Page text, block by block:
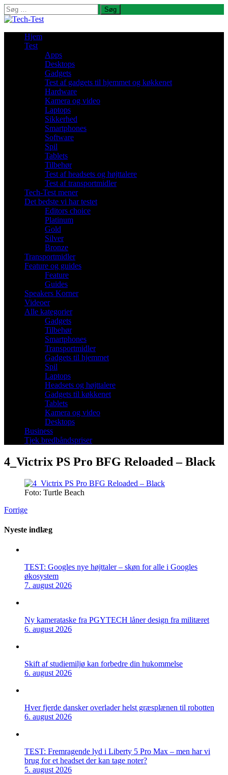
Søg
efter:
Hjem
Test
Apps
Desktops
Gadgets
Test af gadgets til hjemmet og køkkenet
Hardware
Kamera og video
Laptops
Sikkerhed
Smartphones
Software
Spil
Tablets
Tilbehør
Test af headsets og højttalere
Test af transportmidler
Tech-Test mener
Det bedste vi har testet
Editors choice
Platinum
Gold
Silver
Bronze
Transportmidler
Feature og guides
Feature
Guides
Speakers Korner
Videoer
Alle kategorier
Gadgets
Tilbehør
Smartphones
Transportmidler
Gadgets til hjemmet
Spil
Laptops
Headsets og højttalere
Gadgets til køkkenet
Tablets
Kamera og video
Desktops
Business
Tjek bredbåndspriser
4_Victrix PS Pro BFG Reloaded – Black
Foto: Turtle Beach
Forrige
Nyeste indlæg
TEST: Googles nye højttaler – skøn for alle i Googles
økosystem
7. august 2026
Ny kamerataske fra PGYTECH låner design fra militæret
6. august 2026
Skift af studiemiljø kan forbedre din hukommelse
6. august 2026
Hver fjerde dansker overlader helst græsplænen til robotten
6. august 2026
TEST: Fremragende lyd i Liberty 5 Pro Max – men har vi
brug for et headset der kan tage noter?
5. august 2026